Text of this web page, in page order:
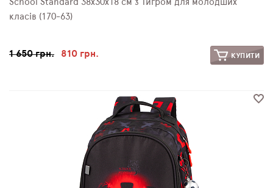
School Standard 38х30х18 см з Тигром для молодших
класів (170-63)
1 650 грн. 810 грн. КУПИТИ